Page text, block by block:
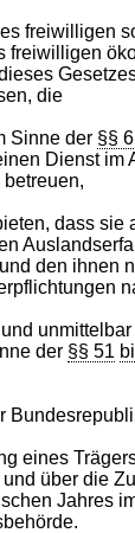
freiwilligen
freiwilligen
die
Sinne der §§ 6
Dienst im
dass sie
den ihnen
der §§ 51
eines
über die
Jahres